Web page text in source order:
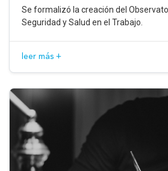
Se formalizó la creación del
Seguridad y Salud en el Trabajo.
leer más +